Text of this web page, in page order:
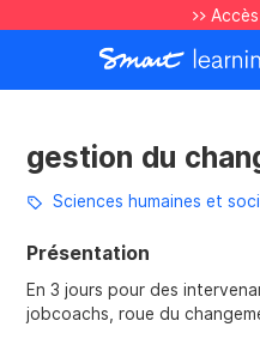
>>
gestion du
Sciences humaines et
Présentation
En 3 jours pour des
jobcoachs, roue du